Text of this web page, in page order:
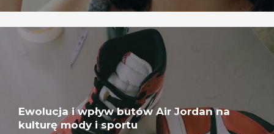
Ewolucja i wpływ butów Air Jordan na
kulturę mody i sportu